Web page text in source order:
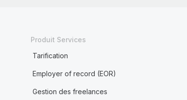
Produit Services
Tarification
Employer of record (EOR)
Gestion des freelances